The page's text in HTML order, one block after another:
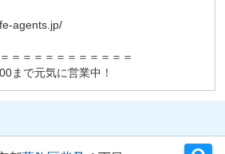
agents.jp/
＝＝＝＝＝＝＝＝＝＝＝
まで元気に営業中！